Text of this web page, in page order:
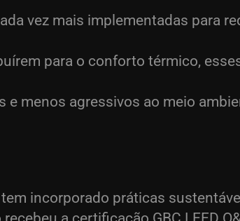
vez mais implementadas para
para o conforto térmico,
e menos agressivos ao meio
incorporado práticas